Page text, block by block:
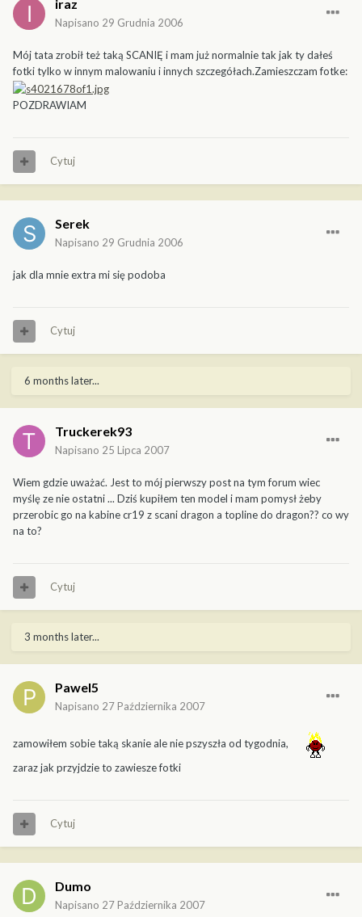
iraz
Napisano 29 Grudnia 2006
Mój tata zrobił też taką SCANIĘ i mam już normalnie tak jak ty dałeś
fotki tylko w innym malowaniu i innych szczegółach.Zamieszczam fotke:
POZDRAWIAM
Cytuj
Serek
Napisano 29 Grudnia 2006
jak dla mnie extra mi się podoba
Cytuj
6 months later...
Truckerek93
Napisano 25 Lipca 2007
Wiem gdzie uważać. Jest to mój pierwszy post na tym forum wiec
myślę ze nie ostatni ... Dziś kupiłem ten model i mam pomysł żeby
przerobic go na kabine cr19 z scani dragon a topline do dragon?? co wy
na to?
Cytuj
3 months later...
Pawel5
Napisano 27 Października 2007
zamowiłem sobie taką skanie ale nie pszyszła od tygodnia,
zaraz jak przyjdzie to zawiesze fotki
Cytuj
Dumo
Napisano 27 Października 2007